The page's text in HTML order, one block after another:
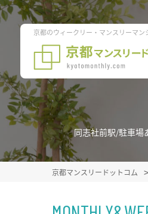
京都のウィークリー・マンスリーマ
同志社前駅/駐車場
京都マンスリードットコム